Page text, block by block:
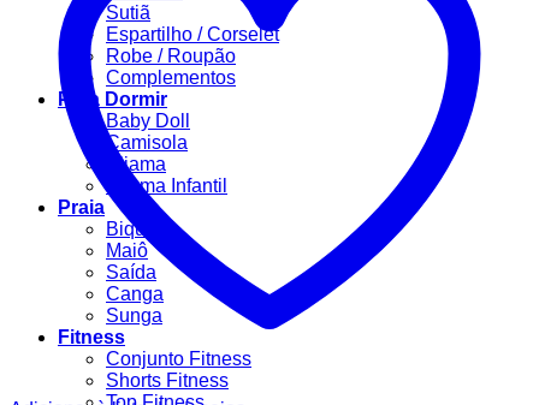
Sutiã
Espartilho / Corselet
Robe / Roupão
Complementos
Para Dormir
Baby Doll
Camisola
Pijama
Pijama Infantil
Praia
Biquíni
Maiô
Saída
Canga
Sunga
Fitness
Conjunto Fitness
Shorts Fitness